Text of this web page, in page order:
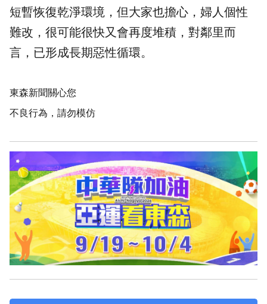
短暫恢復乾淨環境，但大家也擔心，婦人個性
難改，很可能很快又會再度堆積，對鄰里而
言，已形成長期惡性循環。
東森新聞關心您
不良行為，請勿模仿